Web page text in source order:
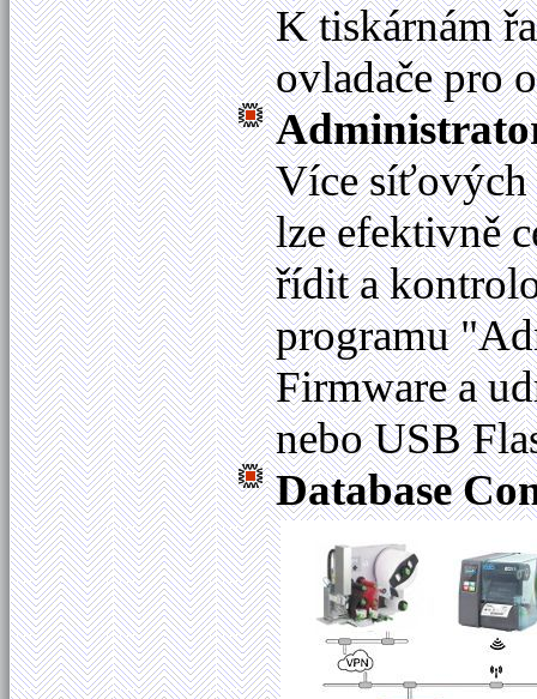
K tiskárnám
ovladače pro
Více síťových
lze efektivně
řídit a
programu
Firmware a
nebo USB
Database